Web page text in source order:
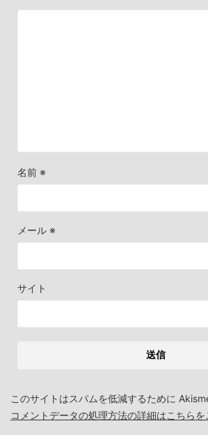
名前 ※
メール ※
サイト
このサイトはスパムを低減するために
コメントデータの処理方法の詳細はこちら